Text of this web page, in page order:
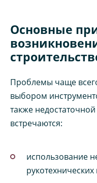
Основные
Проблемы чаще
выбором
также
встречаются:
использование